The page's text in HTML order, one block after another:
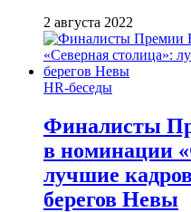
2 августа 2022
HR-беседы
Финалисты
в номинации
лучшие
берегов Невы